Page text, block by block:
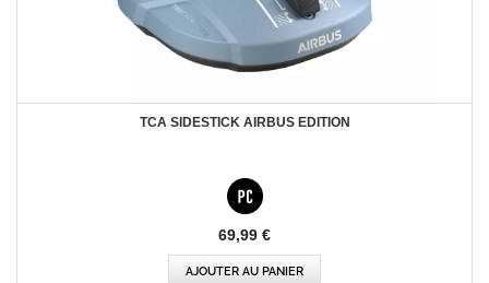
TCA SIDESTICK AIRBUS EDITION
69,99 €
AJOUTER AU PANIER